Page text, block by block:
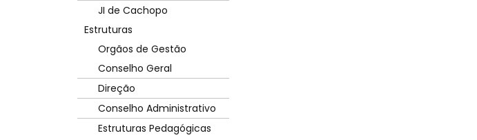
JI de Cachopo
Estruturas
Orgãos de Gestão
Conselho Geral
Direção
Conselho Administrativo
Estruturas Pedagógicas